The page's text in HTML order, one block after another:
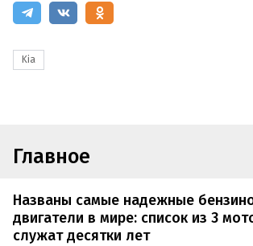
Kia
Главное
Названы самые надежные
двигатели в мире: список из 3
служат десятки лет